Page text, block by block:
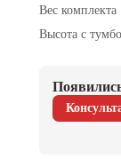
Вес комплекта
Высота с